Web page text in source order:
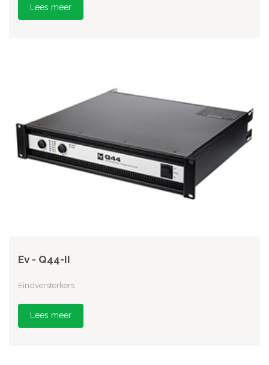
Lees meer
Ev - Q44-II
Eindversterkers
Lees meer